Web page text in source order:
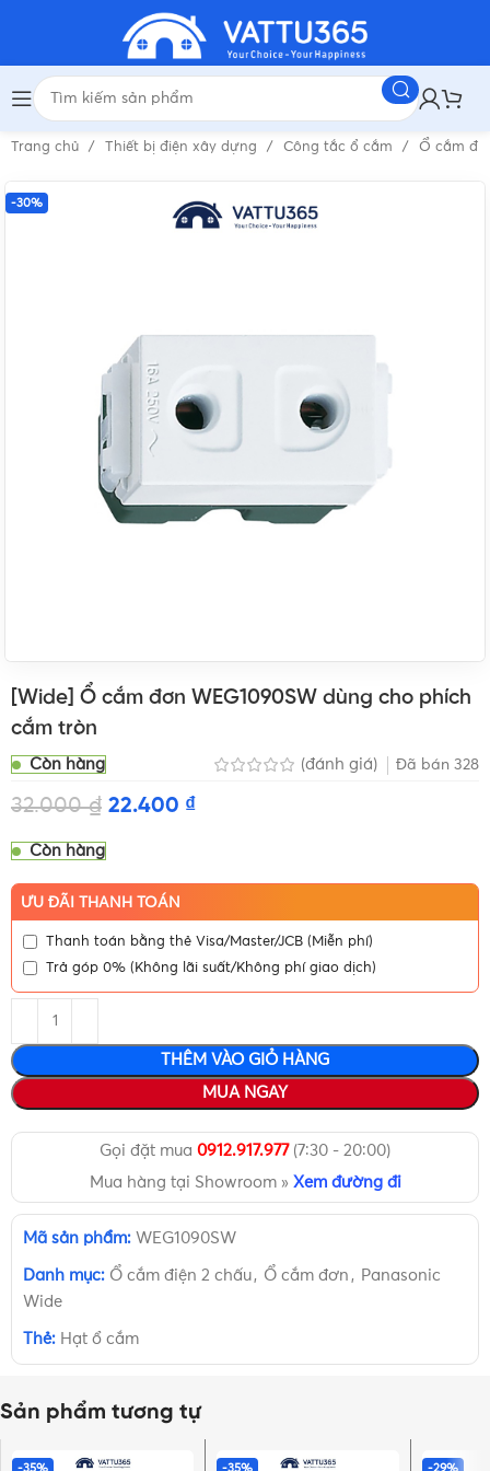
Trang chủ Thiết bị điện xây dựng Công tắc ổ cắm Ổ cắm
-30%
[Wide] Ổ cắm đơn WEG1090SW dùng cho phích
cắm tròn
Còn hàng (đánh giá) Đã bán 328
32.000₫ 22.400 ₫
Còn hàng
ƯU ĐÃI THANH TOÁN
Thanh toán bằng thẻ Visa/Master/JCB (Miễn phí)
Trả góp 0% (Không lãi suất/Không phí giao dịch)
THÊM VÀO GIỎ HÀNG
MUA NGAY
Gọi đặt mua 0912.917.977(7:30 - 20:00)
Mua hàng tại Showroom » Xem đường đi
Mã sản phẩm: WEG1090SW
Danh mục: Ổ cắm điện 2 chấu, Ổ cắm đơn , Panasonic
Wide
Thẻ: Hạt ổ cắm
Sản phẩm tương tự